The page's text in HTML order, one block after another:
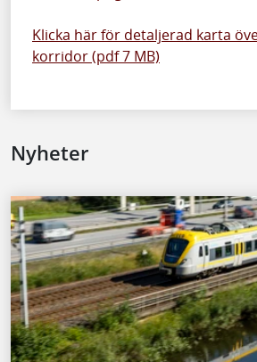
Klicka här för detaljerad karta
korridor (pdf 7 MB)
Nyheter